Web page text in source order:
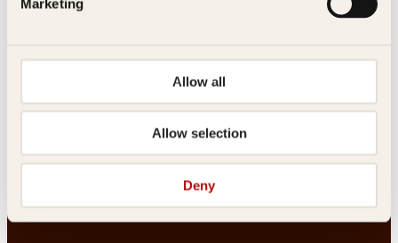
Marketing
Allow all
Allow selection
Deny
Pocket179krLes mer
Det ble natt i
Innbundet379krLes mer
Det er du som er
Bobby Fischer